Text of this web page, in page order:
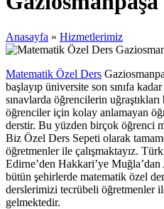
Anasayfa » Hizmetlerimiz
Matematik Özel Ders
başlayıp üniversite son sınıfa
sınavlarda öğrencilerin
öğrenciler için kolay anlamayan
derstir. Bu yüzden birçok öğrenci
Biz Özel Ders Sepeti olarak
öğretmenler ile çalışmaktayız.
Edirne’den Hakkari’ye
bütün şehirlerde matematik özel
derslerimizi tecrübeli öğretmenler
gelmektedir.